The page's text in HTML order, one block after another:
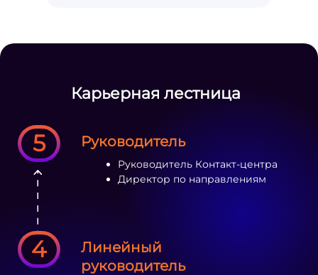
Карьерная лестница
4
5
Линейный
руководитель
Руководитель
Руководитель Контакт-центра
Директор по направлениям